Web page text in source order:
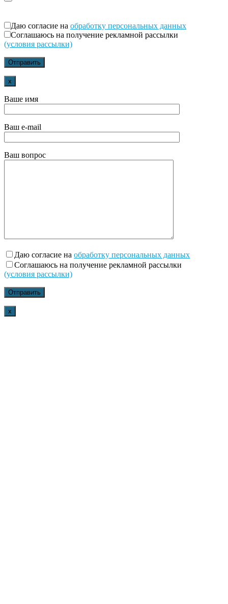
Даю согласие на обработку персональных данных
Соглашаюсь на получение рекламной рассылки
(условия рассылки)
x
Ваше имя
Ваш e-mail
Ваш вопрос
Даю согласие на обработку персональных данных
Соглашаюсь на получение рекламной рассылки
(условия рассылки)
x